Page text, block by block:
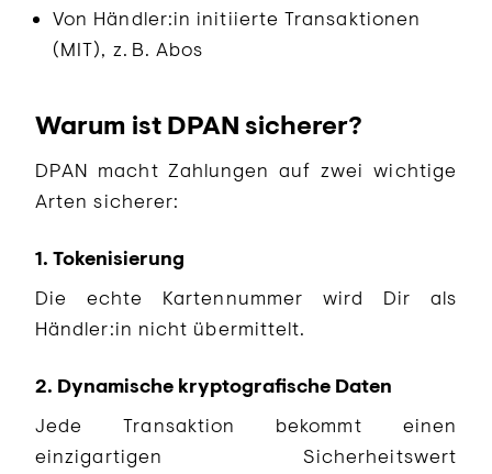
Von Händler:in initiierte Transaktionen
(MIT), z. B. Abos
Warum ist DPAN sicherer?
DPAN macht Zahlungen auf zwei wichtige
Arten sicherer:
1. Tokenisierung
Die echte Kartennummer wird Dir als
Händler:in nicht übermittelt.
2. Dynamische kryptografische Daten
Jede Transaktion bekommt einen
einzigartigen Sicherheitswert